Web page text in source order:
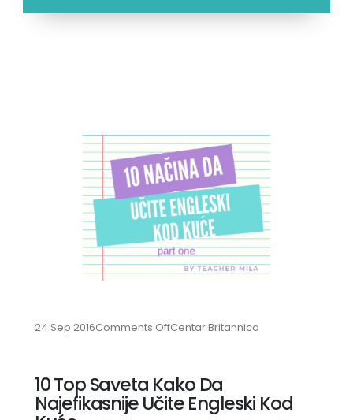
24 Sep 2016Comments Offon
Kako
Da
Centar Britannica
10 Top Saveta Kako Da
Najefikasnije Učite Engleski Kod